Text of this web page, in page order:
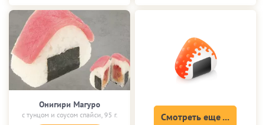
Онигири Магуро
с тунцом и соусом спайси, 95 г. Смотреть еще ...